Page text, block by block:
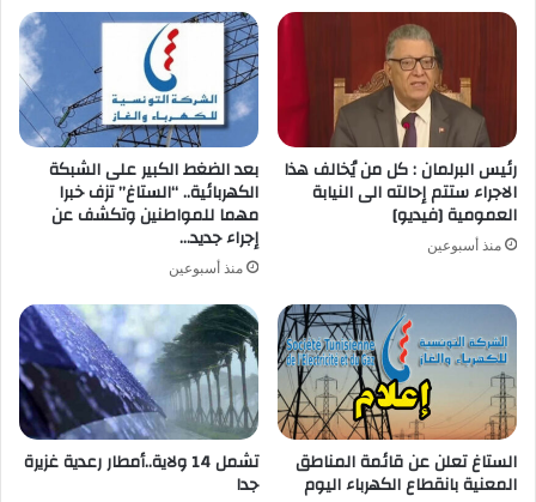
رئيس البرلمان : كل من يُخالف هذا
الاجراء ستتم إحالته الى النيابة
العمومية [فيديو]
منذ أسبوعين
بعد الضغط الكبير على الشبكة
الكهربائية.. “الستاغ” تزف خبرا
مهما للمواطنين وتكشف عن
إجراء جديد…
منذ أسبوعين
الستاغ تعلن عن قائمة المناطق
المعنية بانقطاع الكهرباء اليوم
تشمل 14 ولاية..أمطار رعدية غزيرة
جدا